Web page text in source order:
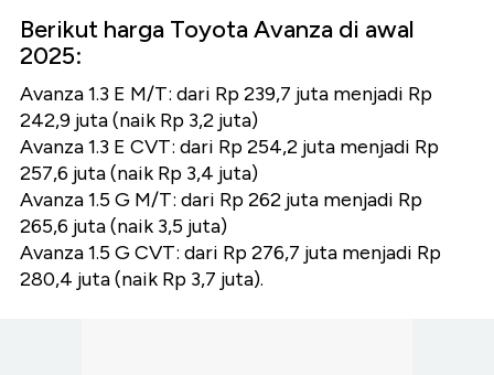
Berikut harga Toyota Avanza di awal
2025:
Avanza 1.3 E M/T: dari Rp 239,7 juta menjadi Rp
242,9 juta (naik Rp 3,2 juta)
Avanza 1.3 E CVT: dari Rp 254,2 juta menjadi Rp
257,6 juta (naik Rp 3,4 juta)
Avanza 1.5 G M/T: dari Rp 262 juta menjadi Rp
265,6 juta (naik 3,5 juta)
Avanza 1.5 G CVT: dari Rp 276,7 juta menjadi Rp
280,4 juta (naik Rp 3,7 juta).